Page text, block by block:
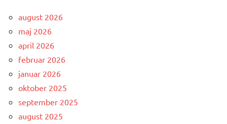
august 2026
maj 2026
april 2026
februar 2026
januar 2026
oktober 2025
september 2025
august 2025